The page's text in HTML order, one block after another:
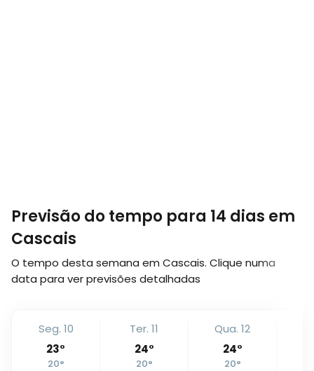
Previsão do tempo para 14 dias em
Cascais
O tempo desta semana em Cascais. Clique numa
data para ver previsões detalhadas
Seg. 10
23°
20°
Ter. 11
24°
20°
Qua. 12
24°
20°